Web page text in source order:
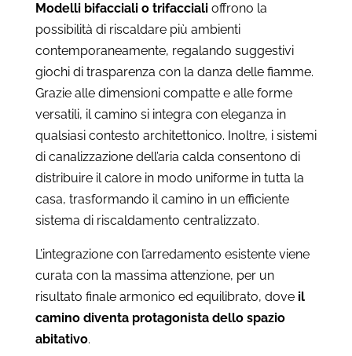
Modelli bifacciali o trifaccialioffrono la
possibilità di riscaldare più ambienti
contemporaneamente, regalando suggestivi
giochi di trasparenza con la danza delle fiamme.
Grazie alle dimensioni compatte e alle forme
versatili, il camino si integra con eleganza in
qualsiasi contesto architettonico. Inoltre, i sistemi
di canalizzazione dell’aria calda consentono di
distribuire il calore in modo uniforme in tutta la
casa, trasformando il camino in un efficiente
sistema di riscaldamento centralizzato.
L’integrazione con l’arredamento esistente viene
curata con la massima attenzione, per un
risultato finale armonico ed equilibrato, dove il
camino diventa protagonista dello spazio
abitativo.